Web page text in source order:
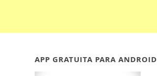
APP GRATUITA PARA ANDROID